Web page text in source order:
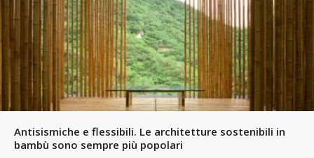
Antisismiche e flessibili. Le architetture sostenibili in
bambù sono sempre più popolari